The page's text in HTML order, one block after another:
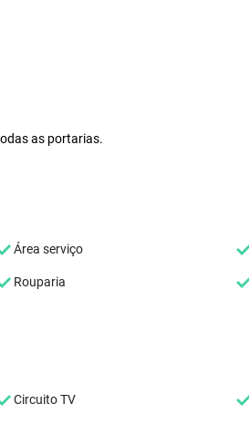
as portarias.
Área serviço
Rouparia
Circuito TV